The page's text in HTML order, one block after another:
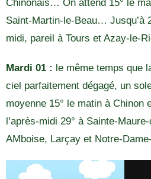
Chinonais… On attend 15° le
Saint-Martin-le-Beau… Jusqu’à
midi, pareil à Tours et Azay-le-
Mardi 01 : le même temps que
ciel parfaitement dégagé, un
moyenne 15° le matin à Chinon
l’après-midi 29° à Sainte-
AMboise, Larçay et Notre-Dame-